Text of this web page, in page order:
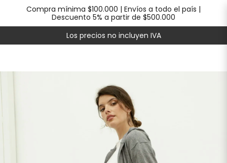
Compra mínima $100.000 | Envíos a todo el país |
Descuento 5% a partir de $500.000
Los precios no incluyen IVA